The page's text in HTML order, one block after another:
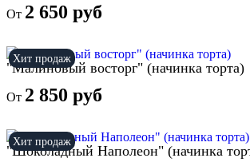
От 2 650 руб
Хит продаж
"Малиновый восторг" (начинка торта)
От 2 850 руб
Хит продаж
"Шоколадный Наполеон" (начинка